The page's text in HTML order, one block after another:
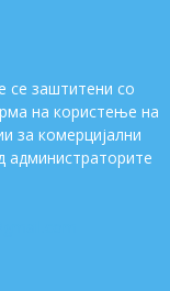
се заштитени со
на користење на
за комерцијални
администраторите